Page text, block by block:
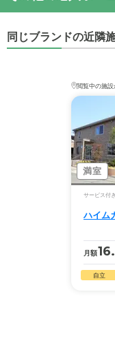
同じブランドの近隣
閲覧中の施設
満室
サービス付
ハイム
月額
自立